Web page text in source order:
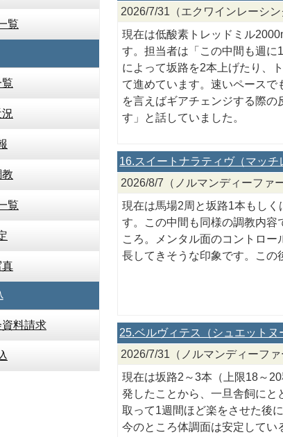
覧
覧
真
料請求
2026/7/31（エクワインレーシ
現在は低酸素トレッドミル
す。担当者は「この中間も週に
によって坂路を2本上げたり、
て進めています。速いペース
を言えばギアチェンジする際
す」と話していました。
16.スイートナラティヴ（マッ
2026/8/7（ノルマンディーファ
現在は馬場2周と坂路1本もし
す。この中間も同様の調教内容
ころ。メンタル面のコントロ
長してきそうな印象です。この
25.ベルヴィテス（シュエットヌ
2026/7/31（ノルマンディーフ
現在は坂路2～3本（上限18～
発したことから、一旦舎飼にと
取って1週間ほど楽をさせた後
今のところ体調面は安定して